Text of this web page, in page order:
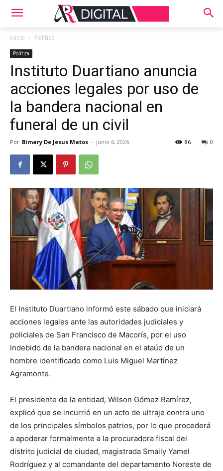
Inicio Política
Política
Instituto Duartiano anuncia
acciones legales por uso de
la bandera nacional en
funeral de un civil
Por Bimary De Jesus Matos - junio 6, 2026 0
86
El Instituto Duartiano informó este sábado que iniciará
acciones legales ante las autoridades judiciales y
policiales de San Francisco de Macorís, por el uso
indebido de la bandera nacional en el ataúd de un
hombre identificado como Luis Miguel Martínez
Agramonte.
El presidente de la entidad, Wilson Gómez Ramírez,
explicó que se incurrió en un acto de ultraje contra uno
de los principales símbolos patrios, por lo que procederá
a apoderar formalmente a la procuradora fiscal del
distrito judicial de ciudad, magistrada Smaily Yamel
Rodríguez y al comandante del departamento Noreste de